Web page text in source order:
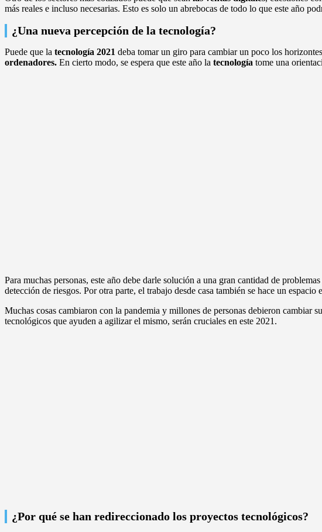
más reales e incluso necesarias. Esto es solo un abrebocas de todo lo que este año
¿Una nueva percepción de la tecnología?
Puede que la tecnología 2021 deba tomar un giro para cambiar un poco los
ordenadores. En cierto modo, se espera que este año la tecnología tome una
Para muchas personas, este año debe darle solución a una gran cantidad de
detección de riesgos. Por otra parte, el trabajo desde casa también se hace un espacio
Muchas cosas cambiaron con la pandemia y millones de personas debieron
tecnológicos que ayuden a agilizar el mismo, serán cruciales en este 2021.
¿Por qué se han redireccionado los proyectos tecnológicos?